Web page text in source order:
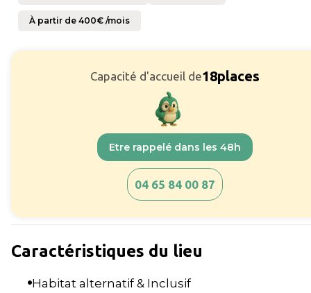
À partir de 400€ /mois
Capacité d'accueil de18places
Etre rappelé dans les 48h
04 65 84 00 87
Caractéristiques du lieu
Habitat alternatif & Inclusif